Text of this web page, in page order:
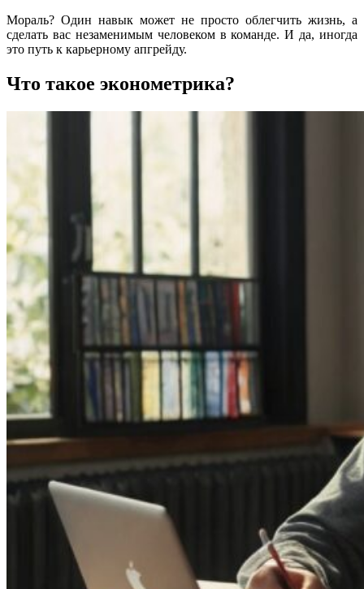
Мораль? Один навык может не просто облегчить жизнь, а
сделать вас незаменимым человеком в команде. И да, иногда
это путь к карьерному апгрейду.
Что такое эконометрика?